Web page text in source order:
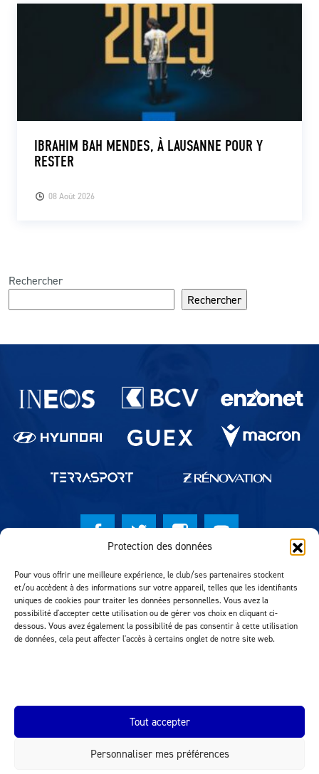
Protection des données
Pour vous offrir une meilleure expérience, le club/ses partenaires stockent
et/ou accèdent à des informations sur votre appareil, telles que les identifiants
uniques de cookies pour traiter les données personnelles. Vous avez la
possibilité d'accepter cette utilisation ou de gérer vos choix en cliquant ci-
dessous. Vous avez également la possibilité de pas consentir à cette utilisation
de données, cela peut affecter l'accès à certains onglet de notre site web.
Tout accepter
Personnaliser mes préférences
08 Août 2026
IBRAHIM BAH MENDES, À LAUSANNE POUR Y
RESTER
Rechercher
Rechercher
Partenaires du lausanne-Sport
© Lausanne Sport Football Club 2026
Réalisation MTM Agency